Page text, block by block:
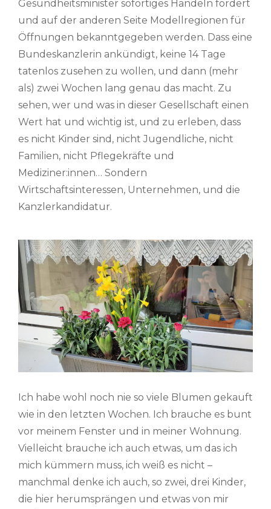
Gesundheitsminister sofortiges Handeln fordert
und auf der anderen Seite Modellregionen für
Öffnungen bekanntgegeben werden. Dass eine
Bundeskanzlerin ankündigt, keine 14 Tage
tatenlos zusehen zu wollen, und dann (mehr
als) zwei Wochen lang genau das macht. Zu
sehen, wer und was in dieser Gesellschaft einen
Wert hat und wichtig ist, und zu erleben, dass
es nicht Kinder sind, nicht Jugendliche, nicht
Familien, nicht Pflegekräfte und
Mediziner:innen… Sondern
Wirtschaftsinteressen, Unternehmen, und die
Kanzlerkandidatur.
Ich habe wohl noch nie so viele Blumen gekauft
wie in den letzten Wochen. Ich brauche es bunt
vor meinem Fenster und in meiner Wohnung.
Vielleicht brauche ich auch etwas, um das ich
mich kümmern muss, ich weiß es nicht –
manchmal denke ich auch, so zwei, drei Kinder,
die hier herumsprängen und etwas von mir